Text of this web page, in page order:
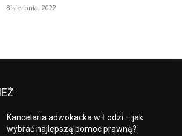
8 sierpnia, 2022
Kancelaria adwokacka w Łodzi – jak
wybrać najlepszą pomoc prawną?